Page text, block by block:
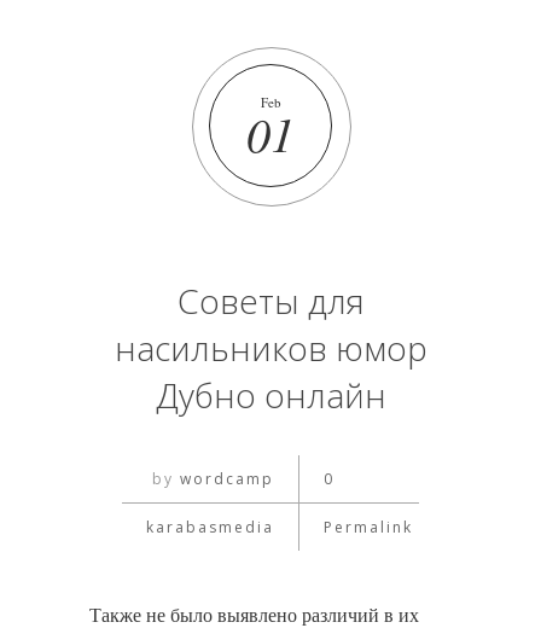
Feb
01
Советы для
насильников юмор
Дубно онлайн
by wordcamp 0
karabasmedia Permalink
Также не было выявлено различий в их